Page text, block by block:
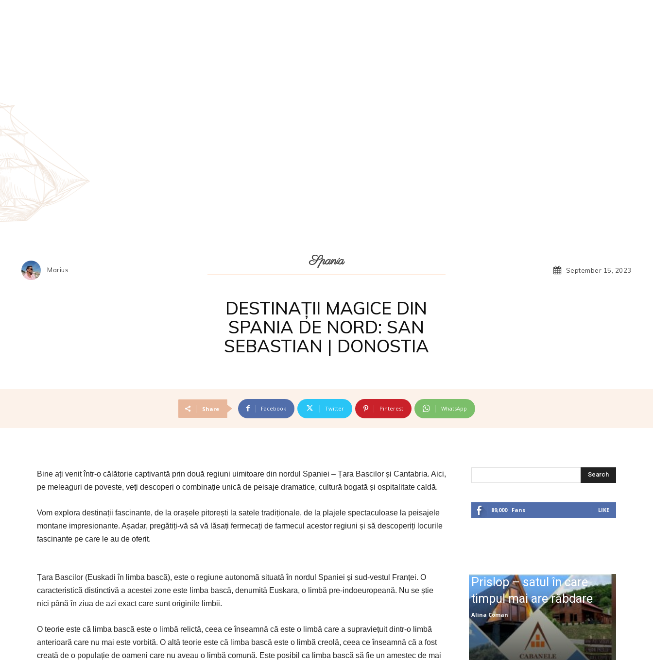
Marius
Spania
DESTINAȚII MAGICE DIN
SPANIA DE NORD: SAN
SEBASTIAN | DONOSTIA
September 15, 2023
Share Facebook Twitter Pinterest WhatsApp
Bine ați venit într-o călătorie captivantă prin două regiuni uimitoare din nordul Spaniei – Țara Bascilor și Cantabria. Aici,
pe meleaguri de poveste, veți descoperi o combinație unică de peisaje dramatice, cultură bogată și ospitalitate caldă.
Vom explora destinații fascinante, de la orașele pitorești la satele tradiționale, de la plajele spectaculoase la peisajele
montane impresionante. Așadar, pregătiți-vă să vă lăsați fermecați de farmecul acestor regiuni și să descoperiți locurile
fascinante pe care le au de oferit.
Țara Bascilor (Euskadi în limba bască), este o regiune autonomă situată în nordul Spaniei și sud-vestul Franței. O
caracteristică distinctivă a acestei zone este limba bască, denumită Euskara, o limbă pre-indoeuropeană. Nu se știe
nici până în ziua de azi exact care sunt originile limbii.
O teorie este că limba bască este o limbă relictă, ceea ce înseamnă că este o limbă care a supraviețuit dintr-o limbă
anterioară care nu mai este vorbită. O altă teorie este că limba bască este o limbă creolă, ceea ce înseamnă că a fost
creată de o populație de oameni care nu aveau o limbă comună. Este posibil ca limba bască să fie un amestec de mai
Search
89,000 Fans LIKE
Prislop – satul în care
timpul mai are răbdare
Alina Coman